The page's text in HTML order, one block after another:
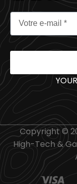
Copyright ©
High-Tech &